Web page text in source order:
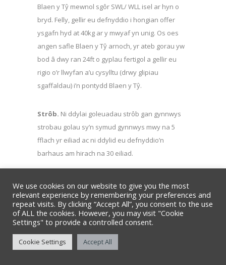
Blaen y Tŷ mewnol sgôr SWL/ WLL isel ar hyn o
bryd. Felly, gellir eu defnyddio i hongian offer
ysgafn hyd at 40kg ar y mwyaf yn unig. Os oes
angen safle Blaen y Tŷ arnoch, yr ateb gorau yw
bod â dwy ran 24ft o gyplau fertigol a gellir eu
rigio o’r llwyfan a’u cysylltu (drwy glipiau
sgaffaldau) i’n pontydd Blaen y Tŷ.
Strôb. Ni ddylai goleuadau strôb gan gynnwys
strobau golau sy’n symud gynnwys mwy na 5
fflach yr eiliad ac ni ddylid eu defnyddio’n
barhaus am hirach na 30 eiliad.
Canolbwyntio Tallescope
Gall cwmnïau teithiol
ganolbwyntio goleuadau neu fynediad o’r gawell
fwced Tallescope os oes ganddynt hyfforddiant
priodol gyda cherdyn neu dystysgrif i brofi
cymhwysedd.
We use cookies on our website to give you the most
relevant experience by remembering your preferences and
repeat visits. By clicking “Accept All”, you consent to the use
of ALL the cookies. However, you may visit "Cookie
Settings" to provide a controlled consent.
Cookie Settings Accept All